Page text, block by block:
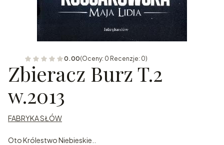
0.00(Oceny: 0 Recenzje: 0)
Zbieracz Burz T.2
w.2013
FABRYKA SŁÓW
Oto Królestwo Niebieskie..